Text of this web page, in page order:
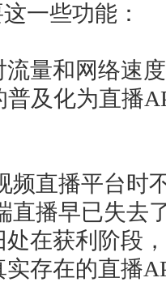
一些功能：
量和网络速
及化为直播
频直播平台时
直播早已失去
在获利阶段
存在的直播